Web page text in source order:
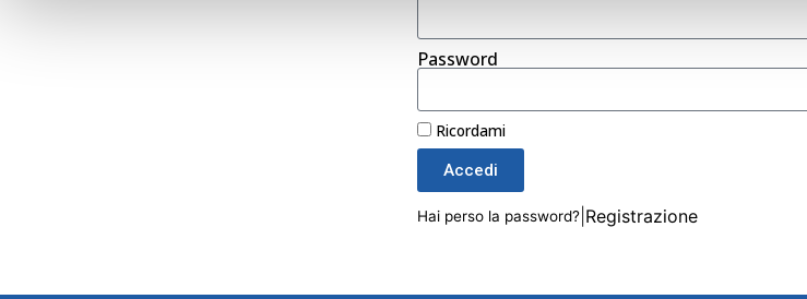
Password
Ricordami
Accedi
Hai perso la password? Registrazione